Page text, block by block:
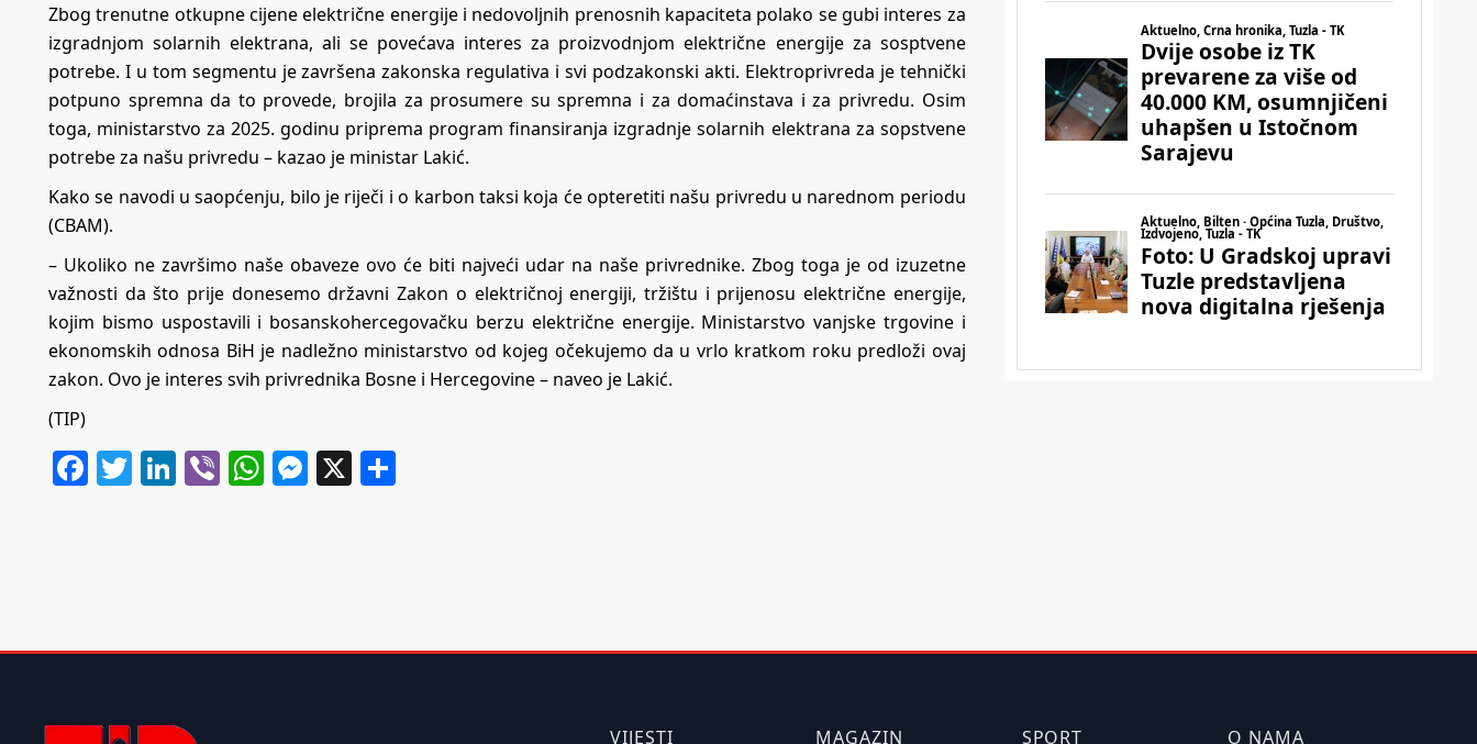
Zbog trenutne otkupne cijene električne energije i nedovoljnih prenosnih kapaciteta polako se gubi interes za
izgradnjom solarnih elektrana, ali se povećava interes za proizvodnjom električne energije za sosptvene
potrebe. I u tom segmentu je završena zakonska regulativa i svi podzakonski akti. Elektroprivreda je tehnički
potpuno spremna da to provede, brojila za prosumere su spremna i za domaćinstava i za privredu. Osim
toga, ministarstvo za 2025. godinu priprema program finansiranja izgradnje solarnih elektrana za sopstvene
potrebe za našu privredu – kazao je ministar Lakić.
Kako se navodi u saopćenju, bilo je riječi i o karbon taksi koja će opteretiti našu privredu u narednom periodu
(CBAM).
– Ukoliko ne završimo naše obaveze ovo će biti najveći udar na naše privrednike. Zbog toga je od izuzetne
važnosti da što prije donesemo državni Zakon o električnoj energiji, tržištu i prijenosu električne energije,
kojim bismo uspostavili i bosanskohercegovačku berzu električne energije. Ministarstvo vanjske trgovine i
ekonomskih odnosa BiH je nadležno ministarstvo od kojeg očekujemo da u vrlo kratkom roku predloži ovaj
zakon. Ovo je interes svih privrednika Bosne i Hercegovine – naveo je Lakić.
(TIP)
Facebook
Twitter
LinkedIn
ViberWhatsApp
Messenger
X
VIJESTI MAGAZIN SPORT O NAMA